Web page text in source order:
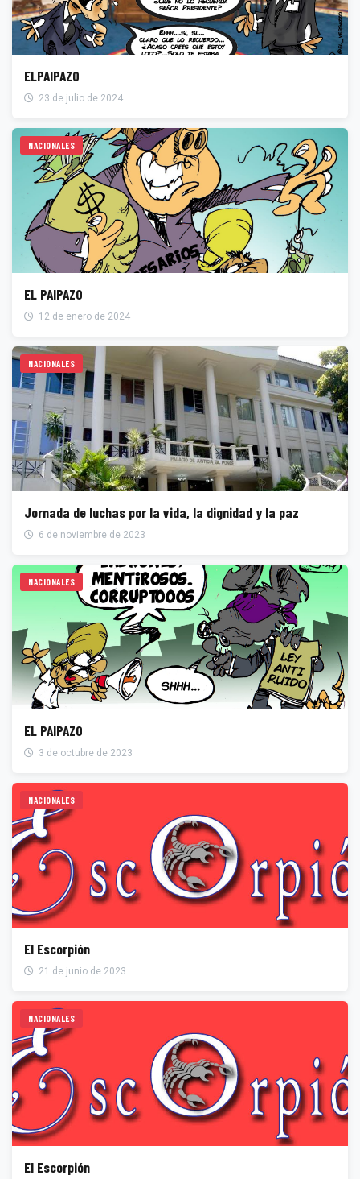
ELPAIPAZO
23 de julio de 2024
NACIONALES
EL PAIPAZO
12 de enero de 2024
NACIONALES
Jornada de luchas por la vida, la dignidad y la paz
6 de noviembre de 2023
NACIONALES
EL PAIPAZO
3 de octubre de 2023
NACIONALES
El Escorpión
21 de junio de 2023
NACIONALES
El Escorpión